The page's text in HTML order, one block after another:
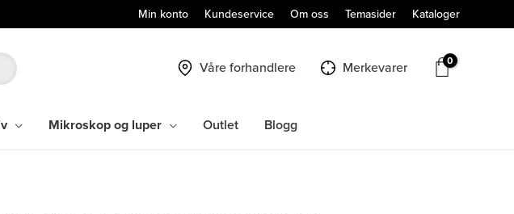
Min konto Kundeservice Om oss Temasider Kataloger
Våre forhandlere Merkevarer
Mikroskop og luper Outlet Blogg